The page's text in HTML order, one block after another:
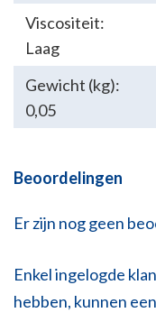
Viscositeit:
Laag
Gewicht (kg):
0,05
Beoordelingen
Er zijn nog geen
Enkel ingelogde
hebben, kunnen